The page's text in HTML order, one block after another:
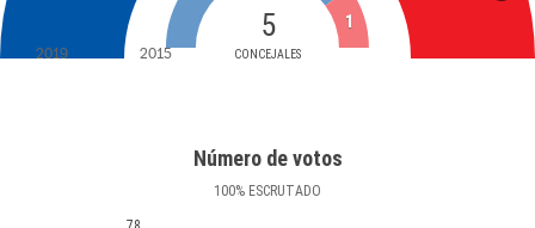
5
CONCEJALES
1
2019 2015
Número de votos
100% ESCRUTADO